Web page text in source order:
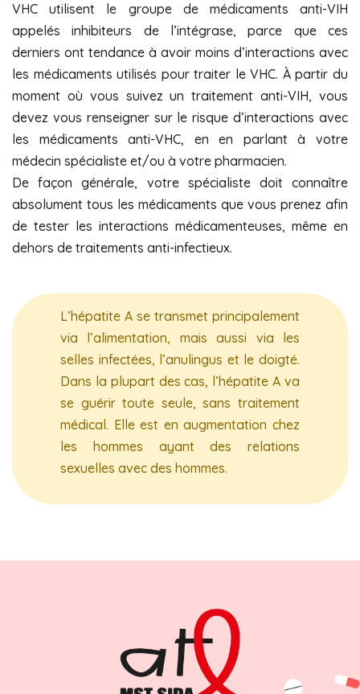
VHC utilisent le groupe de médicaments anti-VIH
appelés inhibiteurs de l’intégrase, parce que ces
derniers ont tendance à avoir moins d’interactions avec
les médicaments utilisés pour traiter le VHC. À partir du
moment où vous suivez un traitement anti-VIH, vous
devez vous renseigner sur le risque d’interactions avec
les médicaments anti-VHC, en en parlant à votre
médecin spécialiste et/ou à votre pharmacien.
De façon générale, votre spécialiste doit connaître
absolument tous les médicaments que vous prenez afin
de tester les interactions médicamenteuses, même en
dehors de traitements anti-infectieux.
L’hépatite A se transmet principalement
via l’alimentation, mais aussi via les
selles infectées, l’anulingus et le doigté.
Dans la plupart des cas, l’hépatite A va
se guérir toute seule, sans traitement
médical. Elle est en augmentation chez
les hommes ayant des relations
sexuelles avec des hommes.